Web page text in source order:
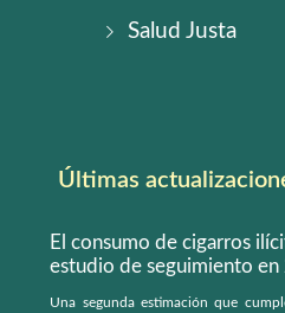
Salud Justa
Últimas
El consumo de cigarros
estudio de seguimiento en
Una segunda estimación que